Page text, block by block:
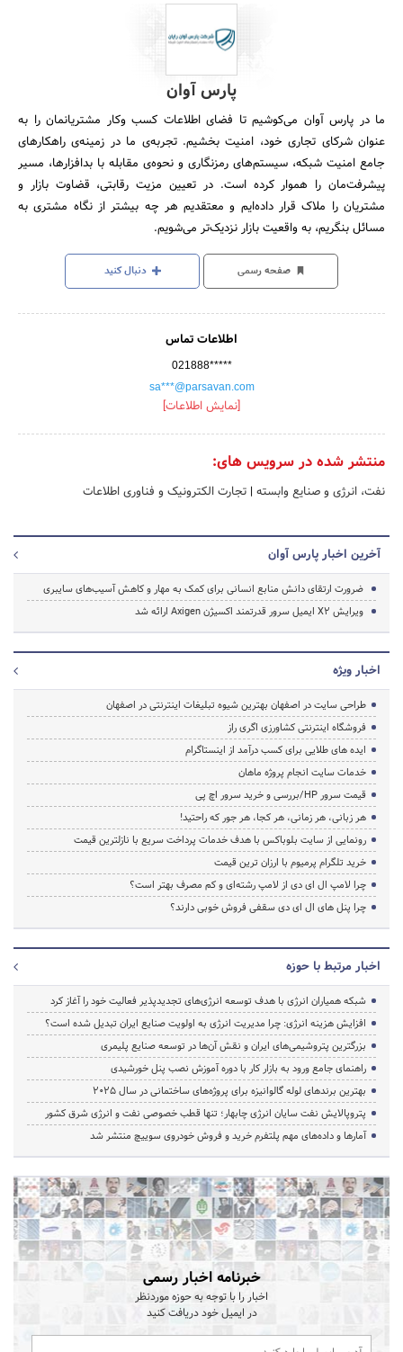
پارس آوان
ما در پارس آوان می‌کوشیم تا فضای اطلاعات کسب‌ و‌کار مشتریانمان را به
عنوان شرکای تجاری خود، امنیت بخشیم. تجربه‌ی ما در زمینه‌‌ی راهکارهای
جامع امنیت شبکه، سیستم‌های رمزنگاری و نحوه‌ی مقابله با بدافزارها، مسیر
پیشرفت‌مان را هموار کرده است. در تعیین مزیت رقابتی، قضاوت بازار و
مشتریان را ملاک قرار داده‌ایم و معتقدیم هر چه بیشتر از نگاه مشتری به
مسائل بنگریم، به واقعیت بازار نزدیک‌تر می‌شویم.
صفحه رسمی دنبال کنید
اطلاعات تماس
021888*****
sa***@parsavan.com
[نمایش اطلاعات]
منتشر شده در سرویس های:
نفت، انرژی و صنایع وابسته | تجارت الکترونیک و فناوری اطلاعات
آخرین اخبار پارس آوان
ضرورت ارتقای دانش منابع انسانی برای کمک به مهار و کاهش آسیب‌های سایبری
ویرایش X2 ایمیل سرور قدرتمند اکسیژن Axigen ارائه شد
اخبار ویژه
طراحی سایت در اصفهان بهترین شیوه تبلیغات اینترنتی در اصفهان
فروشگاه اینترنتی کشاورزی اگری راز
ایده های طلایی برای کسب درآمد از اینستاگرام
خدمات سایت انجام پروژه ماهان
قیمت سرور HP/بررسی و خرید سرور اچ پی
هر زبانی، هر زمانی، هر کجا، هر جور که راحتید!
رونمایی از سایت بلوباکس با هدف خدمات پرداخت سریع با نازلترین قیمت
خرید تلگرام پرمیوم با ارزان ترین قیمت
چرا لامپ ال ای دی از لامپ رشته‌ای و کم مصرف بهتر است؟
چرا پنل های ال ای دی سقفی فروش خوبی دارند؟
اخبار مرتبط با حوزه
شبکه همیاران انرژی با هدف توسعه انرژی‌های تجدیدپذیر فعالیت خود را آغاز کرد
افزایش هزینه انرژی: چرا مدیریت انرژی به اولویت صنایع ایران تبدیل شده است؟
بزرگترین پتروشیمی‌های ایران و نقش آن‌ها در توسعه صنایع پلیمری
راهنمای جامع ورود به بازار کار با دوره آموزش نصب پنل خورشیدی
بهترین برندهای لوله گالوانیزه برای پروژه‌های ساختمانی در سال ۲۰۲۵
پتروپالایش نفت سایان انرژی چابهار؛ تنها قطب خصوصی نفت و انرژی شرق کشور
آمارها و داده‌های مهم پلتفرم خرید و فروش خودروی سوییچ منتشر شد
خبرنامه اخبار رسمی
اخبار را با توجه به حوزه موردنظر
در ایمیل خود دریافت کنید